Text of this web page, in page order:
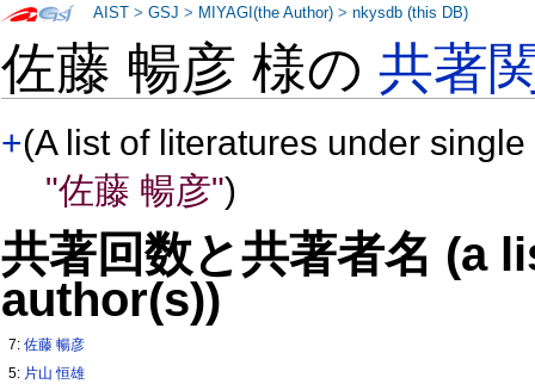
佐藤 暢彦 様の共著
+(A list of literatures under
"佐藤 暢彦")
共著回数と共著者名 (a
author(s))
7:佐藤 暢彦
5: 片山 恒雄
AIST >GSJ > MIYAGI(the Author) >nkysdb (this DB)